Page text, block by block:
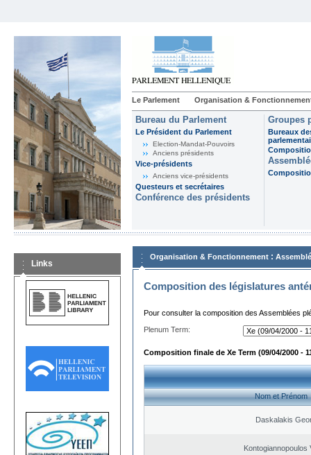
Le Parlement Organisation &
Bureau du Parlement
Le Président du Parlement
Election-Mandat-Pouvoirs
Anciens présidents
Vice-présidents
Anciens vice-présidents
Questeurs et secrétaires
Conférence des présidents
Groupes
Bureaux
Links
Organisation & Fonctionnement :
Composition des législatures
Pour consulter la composition des Assemblées
Plenum Term:
Composition finale de Xe Term (09/04/2000 -
Nom et Prénom
Daskalakis
Kontogiannopoulos